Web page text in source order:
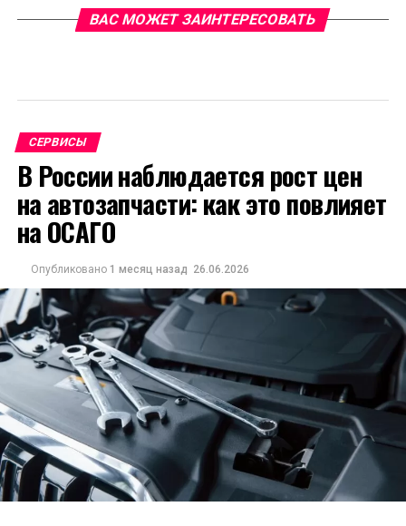
ВАС МОЖЕТ ЗАИНТЕРЕСОВАТЬ
СЕРВИСЫ
В России наблюдается рост цен
на автозапчасти: как это повлияет
на ОСАГО
Опубликовано 1 месяц назад 26.06.2026